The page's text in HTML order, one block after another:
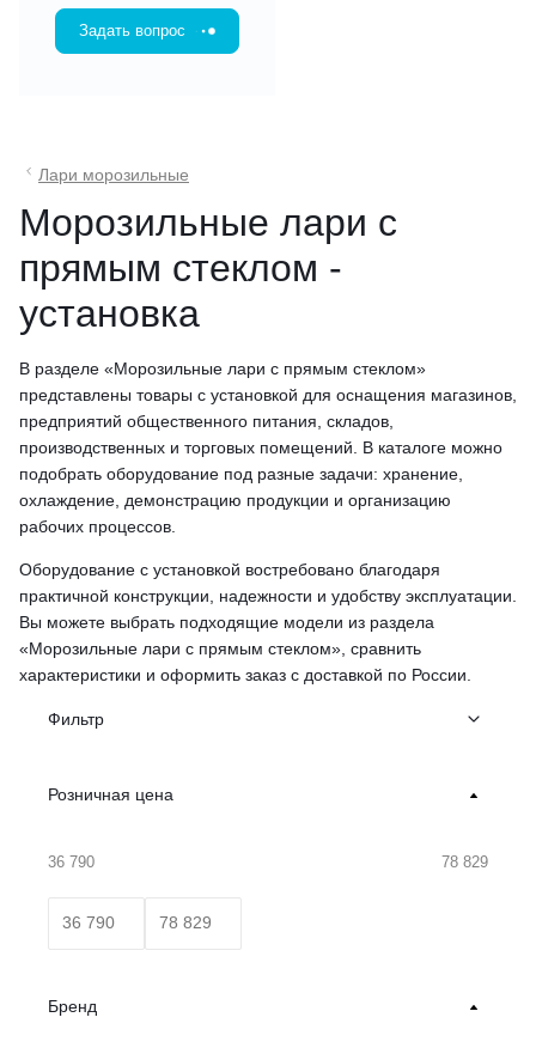
Задать вопрос
Лари морозильные
Морозильные лари с
прямым стеклом -
установка
В разделе «Морозильные лари с прямым стеклом»
представлены товары с установкой для оснащения магазинов,
предприятий общественного питания, складов,
производственных и торговых помещений. В каталоге можно
подобрать оборудование под разные задачи: хранение,
охлаждение, демонстрацию продукции и организацию
рабочих процессов.
Оборудование с установкой востребовано благодаря
практичной конструкции, надежности и удобству эксплуатации.
Вы можете выбрать подходящие модели из раздела
«Морозильные лари с прямым стеклом», сравнить
характеристики и оформить заказ с доставкой по России.
Фильтр
Розничная цена
36 790 78 829
Бренд